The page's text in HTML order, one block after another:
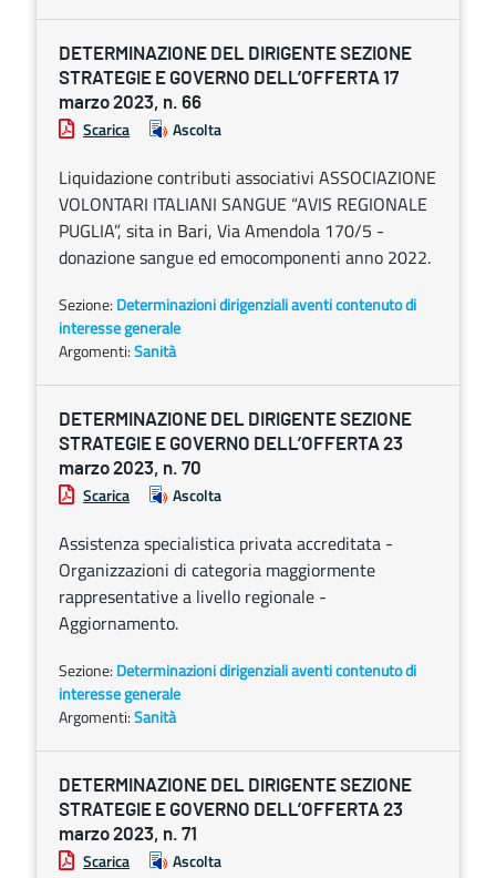
DETERMINAZIONE DEL DIRIGENTE SEZIONE
STRATEGIE E GOVERNO DELL’OFFERTA 17
marzo 2023, n. 66
Scarica Ascolta
Liquidazione contributi associativi ASSOCIAZIONE
VOLONTARI ITALIANI SANGUE “AVIS REGIONALE
PUGLIA”, sita in Bari, Via Amendola 170/5 -
donazione sangue ed emocomponenti anno 2022.
Sezione: Determinazioni dirigenziali aventi contenuto di
interesse generale
Argomenti:Sanità
DETERMINAZIONE DEL DIRIGENTE SEZIONE
STRATEGIE E GOVERNO DELL’OFFERTA 23
marzo 2023, n. 70
Scarica Ascolta
Assistenza specialistica privata accreditata -
Organizzazioni di categoria maggiormente
rappresentative a livello regionale -
Aggiornamento.
Sezione: Determinazioni dirigenziali aventi contenuto di
interesse generale
Argomenti:Sanità
DETERMINAZIONE DEL DIRIGENTE SEZIONE
STRATEGIE E GOVERNO DELL’OFFERTA 23
marzo 2023, n. 71
Scarica Ascolta